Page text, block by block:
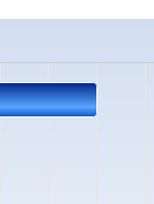
from 2 to 6.